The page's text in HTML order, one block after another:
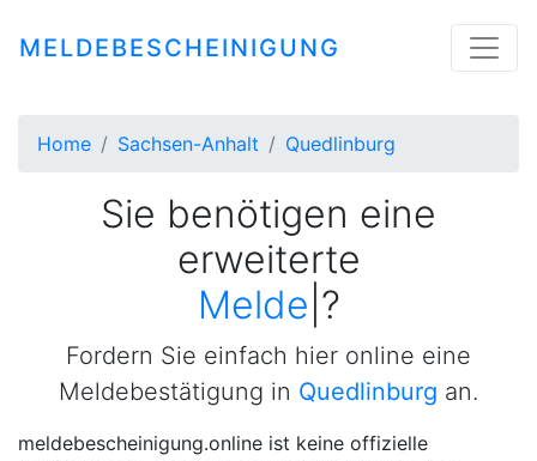
MELDEBESCHEINIGUNG
Home Sachsen-Anhalt Quedlinburg
Sie benötigen eine
erweiterte
Meldebestäti
Fordern Sie einfach hier online eine
Meldebestätigung in Quedlinburg an.
meldebescheinigung.online ist keine offizielle